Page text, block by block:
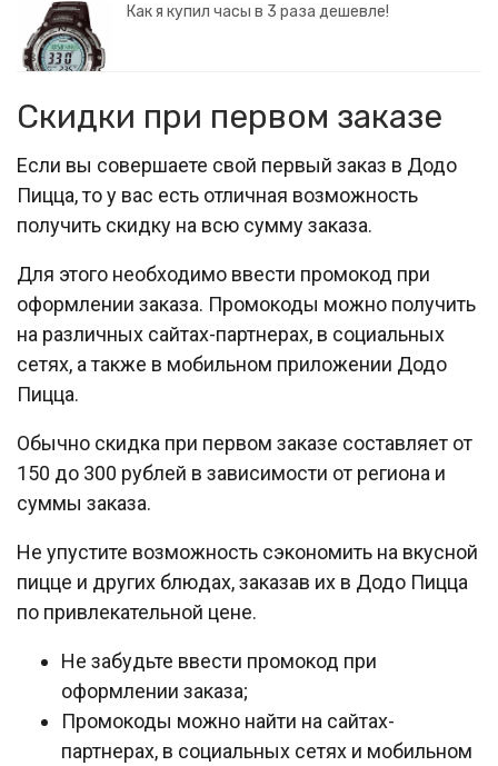
Как я купил часы в 3 раза дешевле!
Скидки при первом заказе
Если вы совершаете свой первый заказ в Додо
Пицца, то у вас есть отличная возможность
получить скидку на всю сумму заказа.
Для этого необходимо ввести промокод при
оформлении заказа. Промокоды можно получить
на различных сайтах-партнерах, в социальных
сетях, а также в мобильном приложении Додо
Пицца.
Обычно скидка при первом заказе составляет от
150 до 300 рублей в зависимости от региона и
суммы заказа.
Не упустите возможность сэкономить на вкусной
пицце и других блюдах, заказав их в Додо Пицца
по привлекательной цене.
Не забудьте ввести промокод при
оформлении заказа;
Промокоды можно найти на сайтах-
партнерах, в социальных сетях и мобильном